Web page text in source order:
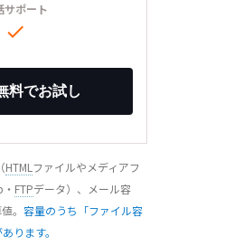
サポート

HTML ファイルやメディアフ
FTPデータ）、メール容
。 容量のうち「ファイル容
ります。